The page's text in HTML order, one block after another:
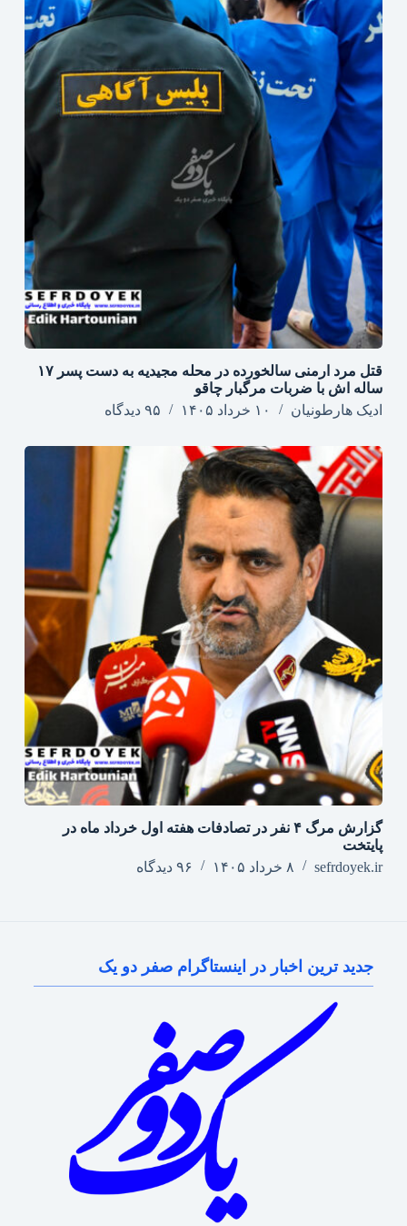
قتل مرد ارمنی سالخورده در محله مجیدیه به دست پسر ۱۷
ساله اش با ضربات مرگبار چاقو
ادیک هارطونیان
۱۰ خرداد ۱۴۰۵ ۹۵ دیدگاه
گزارش مرگ ۴ نفر در تصادفات هفته اول خرداد ماه در
پایتخت
sefrdoyek.ir
۸ خرداد ۱۴۰۵ ۹۶ دیدگاه
جدید ترین اخبار در اینستاگرام صفر دو یک